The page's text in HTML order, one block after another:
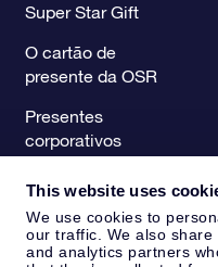
This website uses
We use cookies to
our traffic. We also
and analytics partners
Super Star Gift
O cartão de
presente da OSR
Presentes
corporativos